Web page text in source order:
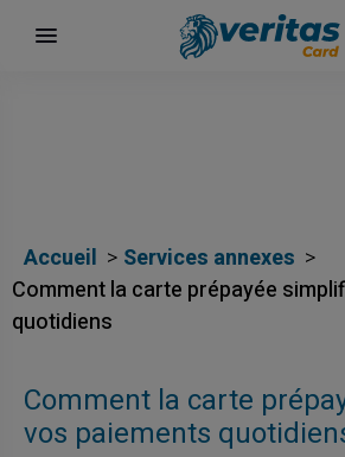
Accueil
Services annexes
Comment la carte prépayée
quotidiens
Comment la carte
vos paiements